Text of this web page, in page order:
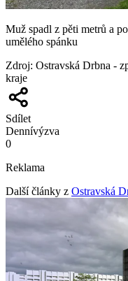
Muž spadl z pěti metrů a
umělého spánku
Zdroj: Ostravská Drbna -
kraje
Sdílet
Dennívýzva
0
Reklama
Další články z Ostravská